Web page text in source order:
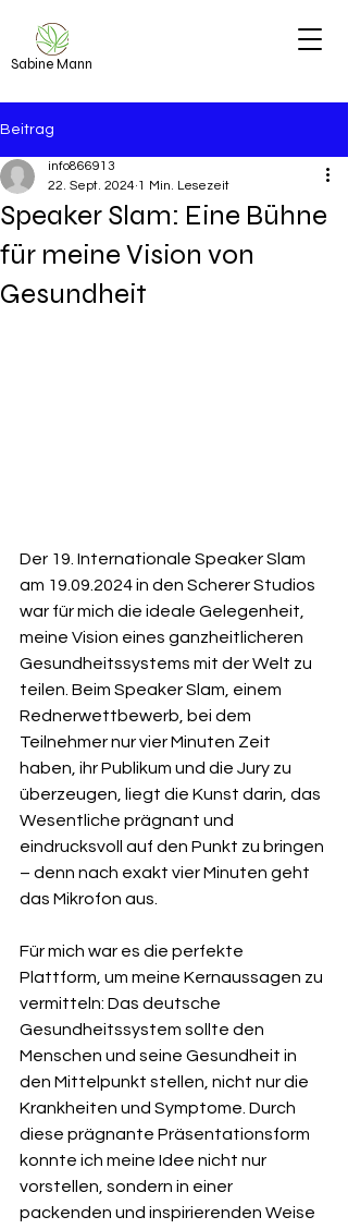
Sabine Mann
Beitrag
Speaker Slam: Eine Bühne
für meine Vision von
Gesundheit
info866913
22. Sept. 2024 1 Min. Lesezeit
Der 19. Internationale Speaker Slam
am 19.09.2024 in den Scherer Studios
war für mich die ideale Gelegenheit,
meine Vision eines ganzheitlicheren
Gesundheitssystems mit der Welt zu
teilen. Beim Speaker Slam, einem
Rednerwettbewerb, bei dem
Teilnehmer nur vier Minuten Zeit
haben, ihr Publikum und die Jury zu
überzeugen, liegt die Kunst darin, das
Wesentliche prägnant und
eindrucksvoll auf den Punkt zu bringen
– denn nach exakt vier Minuten geht
das Mikrofon aus.
Für mich war es die perfekte
Plattform, um meine Kernaussagen zu
vermitteln: Das deutsche
Gesundheitssystem sollte den
Menschen und seine Gesundheit in
den Mittelpunkt stellen, nicht nur die
Krankheiten und Symptome. Durch
diese prägnante Präsentationsform
konnte ich meine Idee nicht nur
vorstellen, sondern in einer
packenden und inspirierenden Weise